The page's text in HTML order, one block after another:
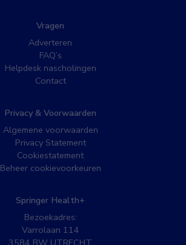
Vragen
Adverteren
FAQ’s
Helpdesk nascholingen
Contact
Privacy & Voorwaarden
Algemene voorwaarden
Privacy Statement
Cookiestatement
Beheer cookievoorkeuren
Springer Health+
Bezoekadres:
Varrolaan 114
3584 BW UTRECHT